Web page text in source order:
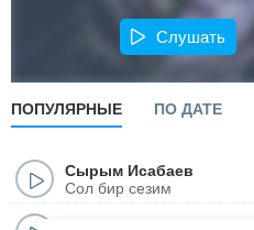
Слушать
ПОПУЛЯРНЫЕ ПО ДАТЕ
Сырым Исабаев
Сол бир сезим